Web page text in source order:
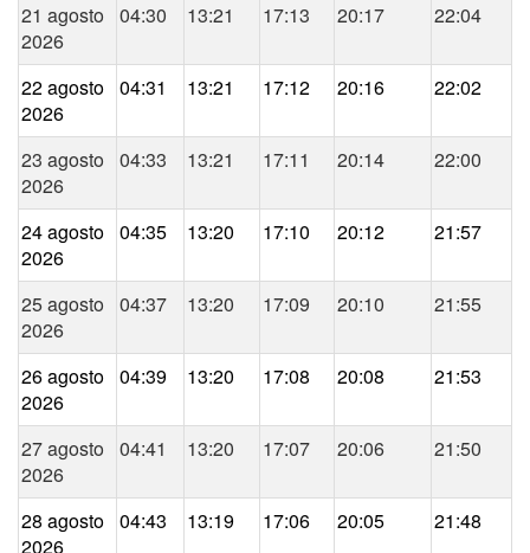
21 agosto
2026
04:30 13:21 17:13 20:17 22:04
22 agosto
2026
04:31 13:21 17:12 20:16 22:02
23 agosto
2026
04:33 13:21 17:11 20:14 22:00
24 agosto
2026
04:35 13:20 17:10 20:12 21:57
25 agosto
2026
04:37 13:20 17:09 20:10 21:55
26 agosto
2026
04:39 13:20 17:08 20:08 21:53
27 agosto
2026
04:41 13:20 17:07 20:06 21:50
28 agosto
2026
04:43 13:19 17:06 20:05 21:48